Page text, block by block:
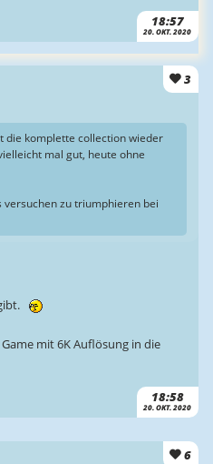
18:57
20. OKT. 2020
3
18:58
20. OKT. 2020
die komplette collection wieder
mal gut, heute ohne
zu triumphieren bei
mit 6K Auflösung in die
6